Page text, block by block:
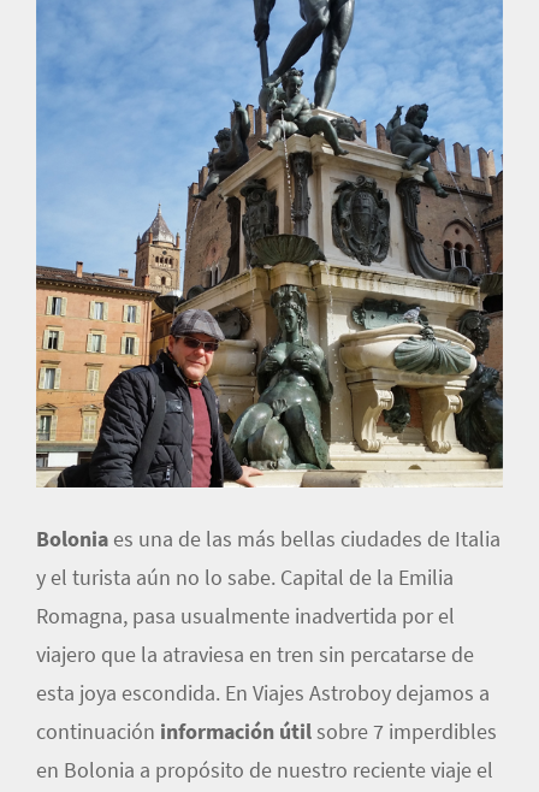
Bolonia es una de las más bellas ciudades de Italia
y el turista aún no lo sabe. Capital de la Emilia
Romagna, pasa usualmente inadvertida por el
viajero que la atraviesa en tren sin percatarse de
esta joya escondida. En Viajes Astroboy dejamos a
continuación información útilsobre 7 imperdibles
en Bolonia a propósito de nuestro reciente viaje el